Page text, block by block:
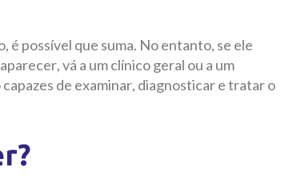
é possível que suma. No entanto, se ele
vá a um clínico geral ou a um
de examinar, diagnosticar e tratar o